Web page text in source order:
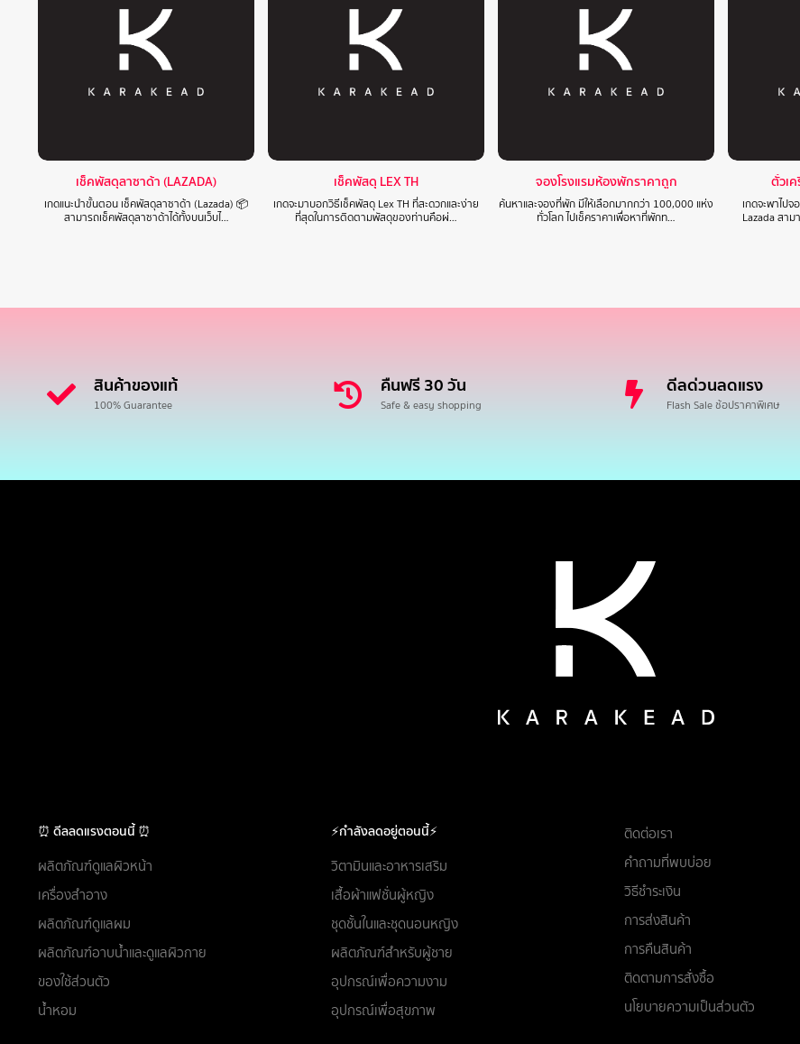
เช็คพัสดุลาซาด้า (LAZADA)
เกดแนะนำขั้นตอน เช็คพัสดุลาซาด้า (Lazada) 📦
สามารถเช็คพัสดุลาซาด้าได้ทั้งบนเว็บไ…
เช็คพัสดุ LEX TH
เกดจะมาบอกวิธีเช็คพัสดุ Lex TH ที่สะดวกและง่าย
ที่สุดในการติดตามพัสดุของท่านคือผ่…
จองโรงแรมห้องพักราคาถูก
ค้นหาและจองที่พัก มีให้เลือกมากกว่า 100,000 แห่ง
ทั่วโลก ไปเช็คราคาเพื่อหาที่พักท…
ตั๋วเ
เกดจะพาไป
Lazada สาม
สินค้าของแท้
100% Guarantee
คืนฟรี 30 วัน
Safe & easy shopping
ดีลด่วนลดแรง
Flash Sale ช้อปราคาพิเศษ
⏰ ดีลลดแรงตอนนี้ ⏰
ผลิตภัณฑ์ดูแลผิวหน้า
เครื่องสำอาง
ผลิตภัณฑ์ดูแลผม
ผลิตภัณฑ์อาบน้ำและดูแลผิวกาย
ของใช้ส่วนตัว
น้ำหอม
⚡กำลังลดอยู่ตอนนี้⚡
วิตามินและอาหารเสริม
เสื้อผ้าแฟชั่นผู้หญิง
ชุดชั้นในและชุดนอนหญิง
ผลิตภัณฑ์สำหรับผู้ชาย
อุปกรณ์เพื่อความงาม
อุปกรณ์เพื่อสุขภาพ
ติดต่อเรา
คำถามที่พบบ่อย
วิธีชำระเงิน
การส่งสินค้า
การคืนสินค้า
ติดตามการสั่งซื้อ
นโยบายความเป็นส่วนตัว